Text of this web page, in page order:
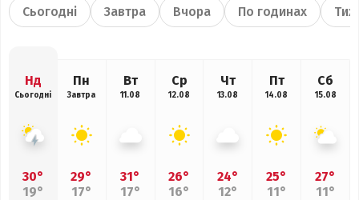
Сьогодні Завтра Вчора По годинах
Нд
Сьогодні
30°
19°
Пн
Завтра
29°
17°
Вт
11.08
31°
17°
Ср
12.08
26°
16°
Чт
13.08
24°
12°
Пт
14.08
25°
11°
Сб
15.08
27°
11°